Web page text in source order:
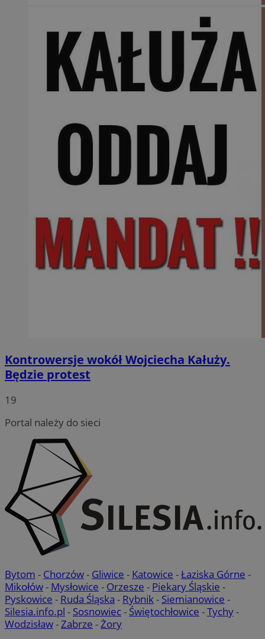
Kontrowersje wokół Wojciecha Kałuży.
Będzie protest
19
Portal należy do sieci
Bytom - Chorzów- Gliwice - Katowice -Łaziska Górne -
Mikołów- Mysłowice - Orzesze - Piekary Śląskie -
Pyskowice - Ruda Śląska - Rybnik- Siemianowice -
Silesia.info.pl - Sosnowiec- Świętochłowice -Tychy-
Wodzisław-Zabrze -Żory